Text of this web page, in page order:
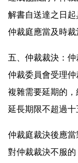
解書自送達之日
仲裁庭應當及時裁
五、仲裁裁決：
仲裁委員會受理
複雜需要延期的
延長期限不超過十
仲裁庭裁決後應
對仲裁裁決不服